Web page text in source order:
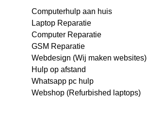
Computerhulp aan huis
Laptop Reparatie
Computer Reparatie
GSM Reparatie
Webdesign (Wij maken websites)
Hulp op afstand
Whatsapp pc hulp
Webshop (Refurbished laptops)